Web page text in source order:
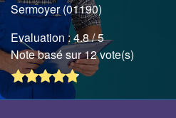
Sermoyer (01190)
Evaluation :4.8/ 5
Note basé sur 12 vote(s)